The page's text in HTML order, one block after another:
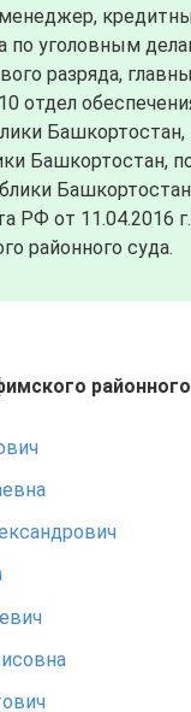
по уголовным
разряда,
отдел
Башкортостан,
РФ от 11.04.2016
районного суда.